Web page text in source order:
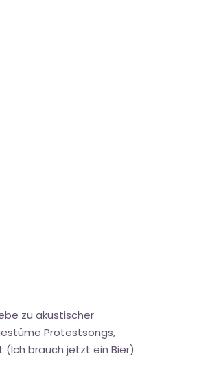
zu akustischer
Protestsongs,
brauch jetzt ein Bier)